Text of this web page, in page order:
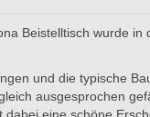
Beistelltisch wurde
und die typische
ausgesprochen
eine schöne